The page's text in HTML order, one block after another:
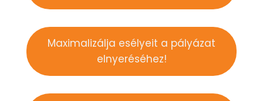
Maximalizálja esélyeit a pályázat
elnyeréséhez!